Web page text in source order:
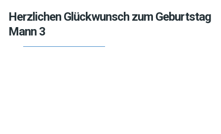
Herzlichen Glückwunsch zum Geburtstag
Mann 3